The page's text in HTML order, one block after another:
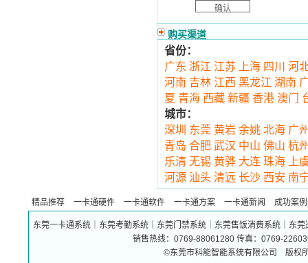
购买渠道
省份：
广东 浙江 江苏 上海 四川
河
河南 吉林 江西 黑龙江 湖南
夏 青海 西藏 新疆 香港 澳门
城市：
深圳 东莞 黄岩 余姚 北海 广
青岛 合肥 武汉 中山 佛山 杭
乐清 无锡 黄骅 大连 珠海
上
河源 汕头 清远 长沙 西安 南
精品推荐 一卡通硬件 一卡通软件 一卡通方案 一卡通新闻 成功案例
东莞一卡通系统｜东莞考勤系统｜东莞门禁系统｜东莞售饭消费系统｜东
销售热线：0769-88061280 传真：0769-
©东莞市科能智能系统有限公司 版权